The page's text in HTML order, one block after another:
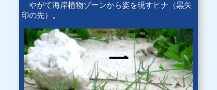
やがて海岸植物ゾーンから姿を現すヒナ（黒矢
印の先）。